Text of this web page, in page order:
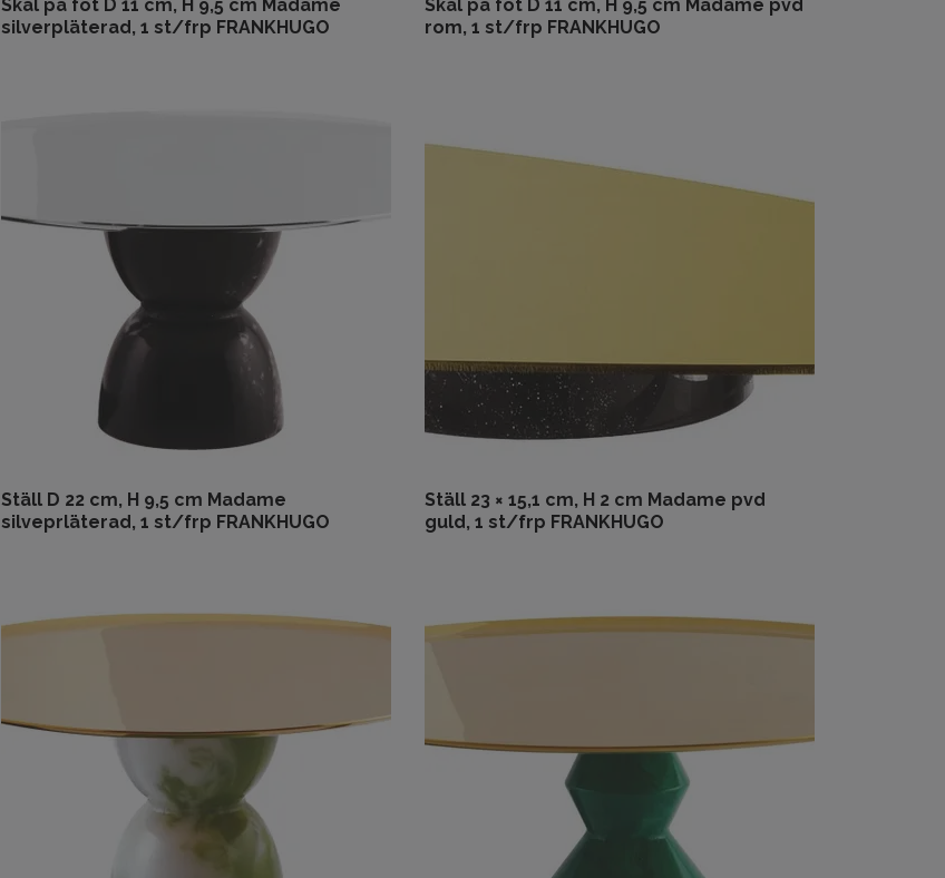
Skål på fot D 11 cm, H 9,5 cm Madame
silverpläterad, 1 st/frp FRANKHUGO
Skål på fot D 11 cm, H 9,5 cm Madame pvd
rom, 1 st/frp FRANKHUGO
Ställ D 22 cm, H 9,5 cm Madame
silveprläterad, 1 st/frp FRANKHUGO
Ställ 23 × 15,1 cm, H 2 cm Madame pvd
guld, 1 st/frp FRANKHUGO